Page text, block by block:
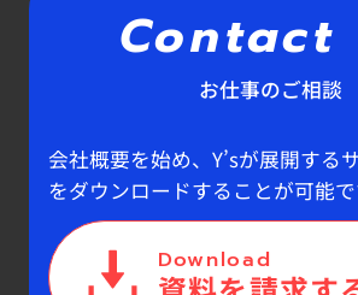
Contact
お仕事のご相談
会社概要を始め、Y’sが展開する
をダウンロードすることが可能で
Download